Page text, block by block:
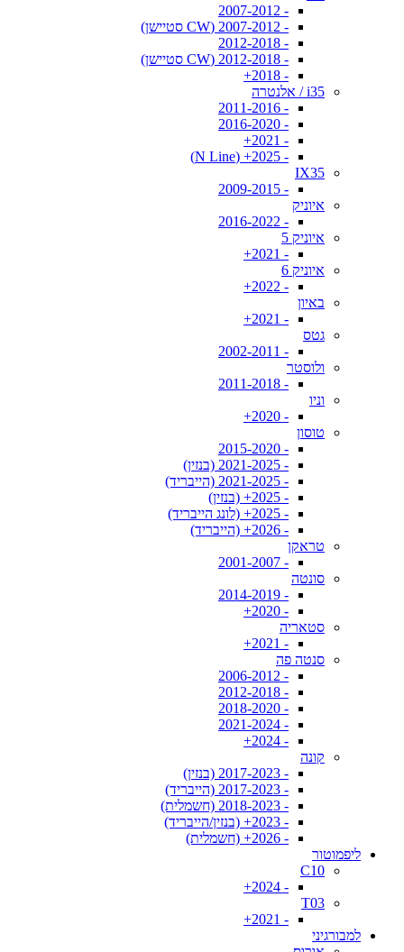
- 2007-2012
- 2007-2012 (CW סטיישן)
- 2012-2018
- 2012-2018 (CW סטיישן)
- 2018+
i35 / אלנטרה
- 2011-2016
- 2016-2020
- 2021+
- 2025+ (N Line)
IX35
- 2009-2015
איוניק
- 2016-2022
איוניק 5
- 2021+
איוניק 6
- 2022+
באיון
- 2021+
גטס
- 2002-2011
ולוסטר
- 2011-2018
וניו
- 2020+
טוסון
- 2015-2020
- 2021-2025 (בנזין)
- 2021-2025 (הייבריד)
- 2025+ (בנזין)
- 2025+ (לונג הייבריד)
- 2026+ (הייבריד)
טראקן
- 2001-2007
סונטה
- 2014-2019
- 2020+
סטאריה
- 2021+
סנטה פה
- 2006-2012
- 2012-2018
- 2018-2020
- 2021-2024
- 2024+
קונה
- 2017-2023 (בנזין)
- 2017-2023 (הייבריד)
- 2018-2023 (חשמלית)
- 2023+ (בנזין/הייבריד)
- 2026+ (חשמלית)
ליפמוטור
C10
- 2024+
T03
- 2021+
למבורגיני